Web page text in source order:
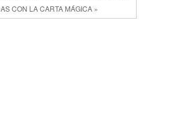
CON LA CARTA MÁGICA »